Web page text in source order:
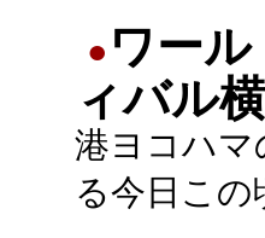
● ワー
ィバル
港ヨコハマ
る今日この